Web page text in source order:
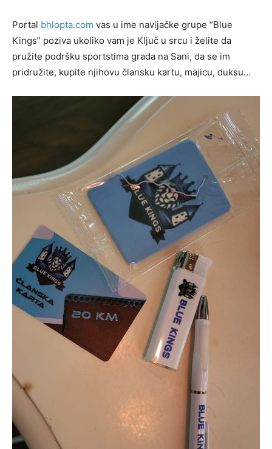
Portal bhlopta.com vas u ime navijačke grupe “Blue
Kings” poziva ukoliko vam je Ključ u srcu i želite da
pružite podršku sportstima grada na Sani, da se im
pridružite, kupite njihovu člansku kartu, majicu, duksu…